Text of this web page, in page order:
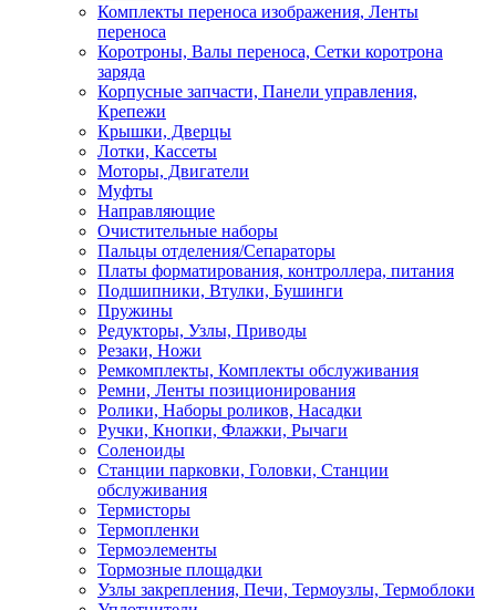
Комплекты переноса изображения, Ленты
переноса
Коротроны, Валы переноса, Сетки коротрона
заряда
Корпусные запчасти, Панели управления,
Крепежи
Крышки, Дверцы
Лотки, Кассеты
Моторы, Двигатели
Муфты
Направляющие
Очистительные наборы
Пальцы отделения/Сепараторы
Платы форматирования, контроллера, питания
Подшипники, Втулки, Бушинги
Пружины
Редукторы, Узлы, Приводы
Резаки, Ножи
Ремкомплекты, Комплекты обслуживания
Ремни, Ленты позиционирования
Ролики, Наборы роликов, Насадки
Ручки, Кнопки, Флажки, Рычаги
Соленоиды
Станции парковки, Головки, Станции
обслуживания
Термисторы
Термопленки
Термоэлементы
Тормозные площадки
Узлы закрепления, Печи, Термоузлы, Термоблоки